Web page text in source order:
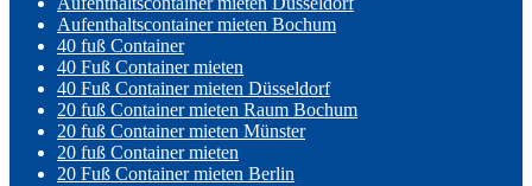
Aufenthaltscontainer mieten Bochum
40 fuß Container
40 Fuß Container mieten
40 Fuß Container mieten Düsseldorf
20 fuß Container mieten Raum Bochum
20 fuß Container mieten Münster
20 fuß Container mieten
20 Fuß Container mieten Berlin